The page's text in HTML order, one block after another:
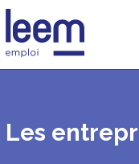
Les